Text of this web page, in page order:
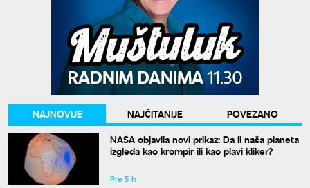
NAJNOVIJE NAJČITANIJE
POVEZANO
NASA objavila novi prikaz: Da li naša planeta
izgleda kao krompir ili kao plavi kliker?
Pre 5 h